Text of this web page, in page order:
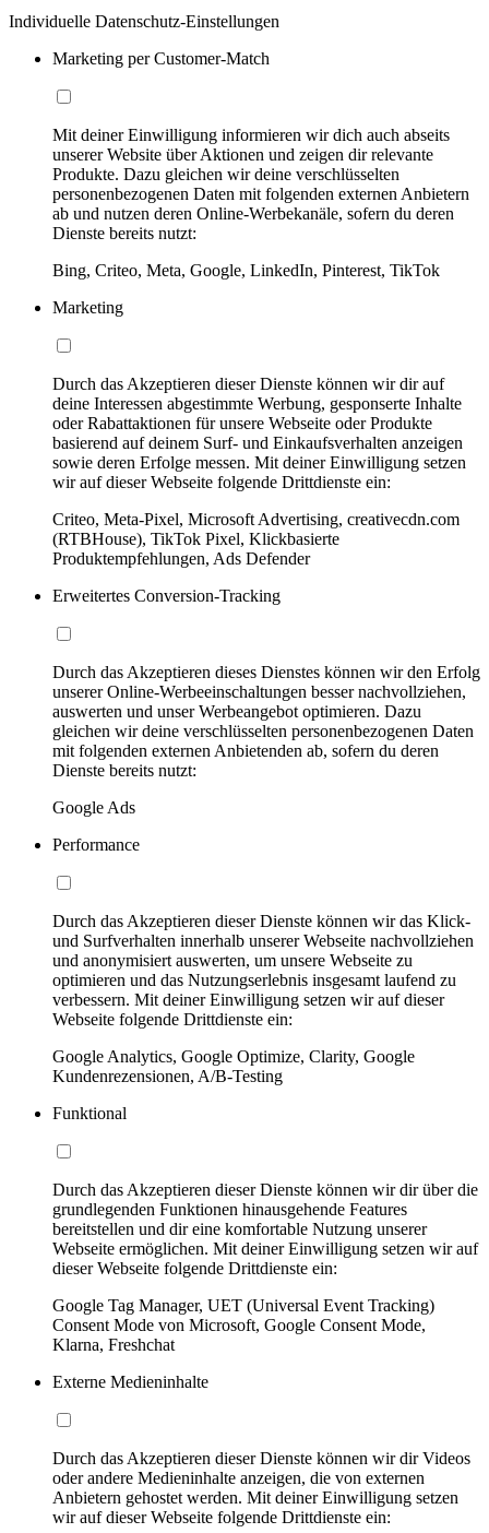
Individuelle Datenschutz-Einstellungen
Marketing per Customer-Match
Mit deiner Einwilligung informieren wir dich auch abseits
unserer Website über Aktionen und zeigen dir relevante
Produkte. Dazu gleichen wir deine verschlüsselten
personenbezogenen Daten mit folgenden externen Anbietern
ab und nutzen deren Online-Werbekanäle, sofern du deren
Dienste bereits nutzt:
Bing, Criteo, Meta, Google, LinkedIn, Pinterest, TikTok
Marketing
Durch das Akzeptieren dieser Dienste können wir dir auf
deine Interessen abgestimmte Werbung, gesponserte Inhalte
oder Rabattaktionen für unsere Webseite oder Produkte
basierend auf deinem Surf- und Einkaufsverhalten anzeigen
sowie deren Erfolge messen. Mit deiner Einwilligung setzen
wir auf dieser Webseite folgende Drittdienste ein:
Criteo, Meta-Pixel, Microsoft Advertising, creativecdn.com
(RTBHouse), TikTok Pixel, Klickbasierte
Produktempfehlungen, Ads Defender
Erweitertes Conversion-Tracking
Durch das Akzeptieren dieses Dienstes können wir den Erfolg
unserer Online-Werbeeinschaltungen besser nachvollziehen,
auswerten und unser Werbeangebot optimieren. Dazu
gleichen wir deine verschlüsselten personenbezogenen Daten
mit folgenden externen Anbietenden ab, sofern du deren
Dienste bereits nutzt:
Google Ads
Performance
Durch das Akzeptieren dieser Dienste können wir das Klick-
und Surfverhalten innerhalb unserer Webseite nachvollziehen
und anonymisiert auswerten, um unsere Webseite zu
optimieren und das Nutzungserlebnis insgesamt laufend zu
verbessern. Mit deiner Einwilligung setzen wir auf dieser
Webseite folgende Drittdienste ein:
Google Analytics, Google Optimize, Clarity, Google
Kundenrezensionen, A/B-Testing
Funktional
Durch das Akzeptieren dieser Dienste können wir dir über die
grundlegenden Funktionen hinausgehende Features
bereitstellen und dir eine komfortable Nutzung unserer
Webseite ermöglichen. Mit deiner Einwilligung setzen wir auf
dieser Webseite folgende Drittdienste ein:
Google Tag Manager, UET (Universal Event Tracking)
Consent Mode von Microsoft, Google Consent Mode,
Klarna, Freshchat
Externe Medieninhalte
Durch das Akzeptieren dieser Dienste können wir dir Videos
oder andere Medieninhalte anzeigen, die von externen
Anbietern gehostet werden. Mit deiner Einwilligung setzen
wir auf dieser Webseite folgende Drittdienste ein: